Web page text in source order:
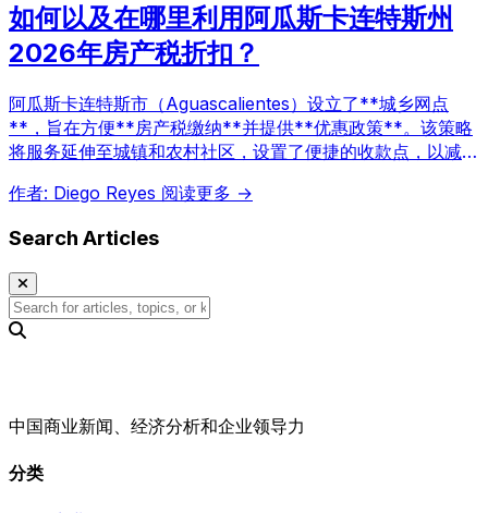
如何以及在哪里利用阿瓜斯卡连特斯州
2026年房产税折扣？
阿瓜斯卡连特斯市（Aguascalientes）设立了**城乡网点
**，旨在方便**房产税缴纳**并提供**优惠政策**。该策略
将服务延伸至城镇和农村社区，设置了便捷的收款点，以减少
作者: Diego Reyes 阅读更多 →
Search Articles
中国商业新闻、经济分析和企业领导力
分类